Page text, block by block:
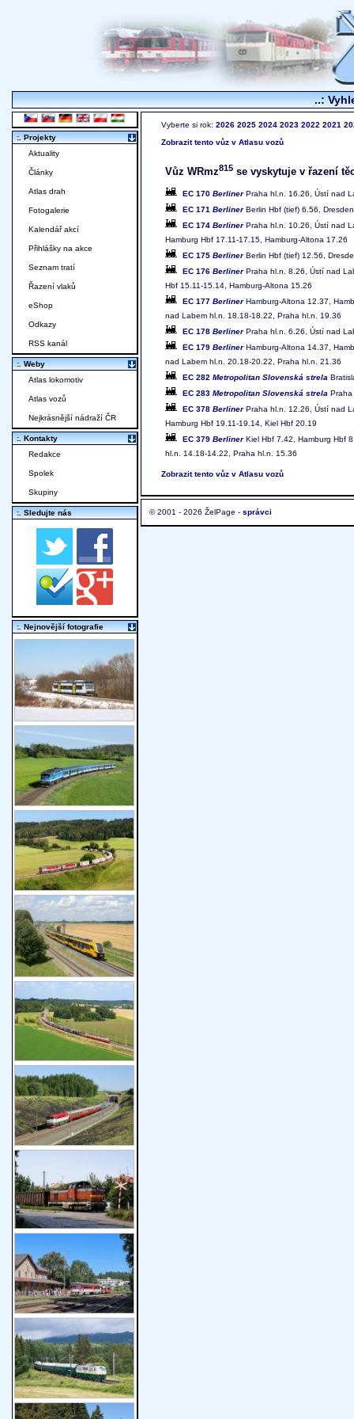
..:
Vyberte si rok: 2026 2025 2024 2023 2022 2021
Zobrazit tento vůz v Atlasu vozů
Vůz WRmz815 se vyskytuje v řazení
EC 170 BerlinerPraha hl.n. 16.26, Ústí nad
EC 171 BerlinerBerlin Hbf (tief) 6.56,
EC 174 BerlinerPraha hl.n. 10.26, Ústí nad
Hamburg Hbf 17.11-17.15, Hamburg-Altona 17.26
EC 175 BerlinerBerlin Hbf (tief) 12.56,
EC 176 BerlinerPraha hl.n. 8.26, Ústí nad
Hbf 15.11-15.14, Hamburg-Altona 15.26
EC 177 BerlinerHamburg-Altona 12.37,
nad Labem hl.n. 18.18-18.22, Praha hl.n. 19.36
EC 178 BerlinerPraha hl.n. 6.26, Ústí nad
EC 179 BerlinerHamburg-Altona 14.37,
nad Labem hl.n. 20.18-20.22, Praha hl.n. 21.36
EC 282 Metropolitan Slovenská strela
EC 283 Metropolitan Slovenská strela
EC 378 BerlinerPraha hl.n. 12.26, Ústí nad
Hamburg Hbf 19.11-19.14, Kiel Hbf 20.19
EC 379 BerlinerKiel Hbf 7.42, Hamburg Hbf
hl.n. 14.18-14.22, Praha hl.n. 15.36
Zobrazit tento vůz v Atlasu vozů
© 2001 - 2026 ŽelPage - správci
:. Projekty
Aktuality
Články
Atlas drah
Fotogalerie
Kalendář akcí
Přihlášky na akce
Seznam tratí
Řazení vlaků
eShop
Odkazy
RSS kanál
:. Weby
Atlas lokomotiv
Atlas vozů
Nejkrásnější nádraží ČR
:. Kontakty
Redakce
Spolek
Skupiny
:. Sledujte nás
:. Nejnovější fotografie